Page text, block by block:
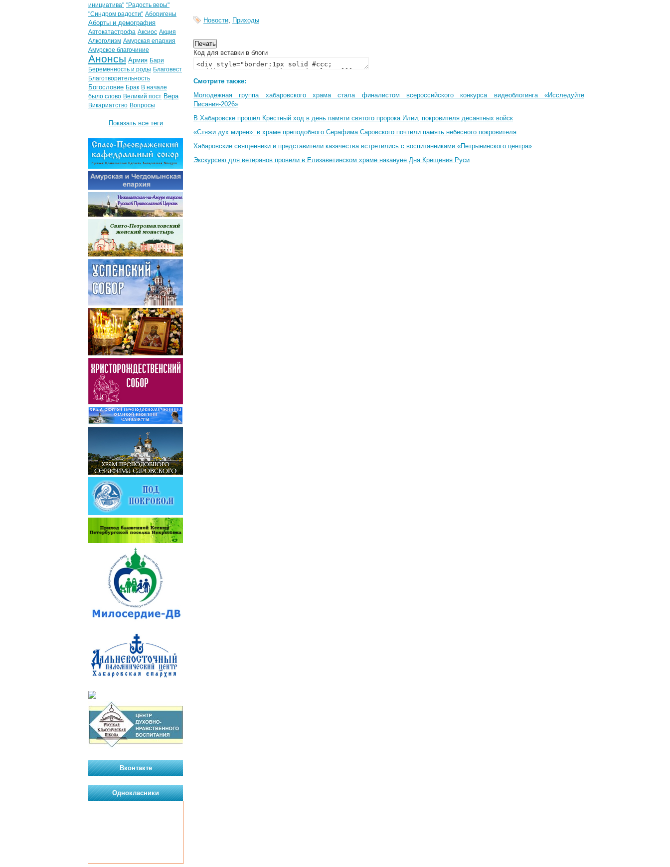
Новости, Приходы
Код для вставки в блоги
Смотрите также:
Молодежная группа хабаровского храма стала финалистом всероссийского конкурса видеоблогинга «Исследуйте
Писания-2026»
В Хабаровске прошёл Крестный ход в день памяти святого пророка Илии, покровителя десантных войск
«Стяжи дух мирен»: в храме преподобного Серафима Саровского почтили память небесного покровителя
Хабаровские священники и представители казачества встретились с воспитанниками «Петрынинского центра»
Экскурсию для ветеранов провели в Елизаветинском храме накануне Дня Крещения Руси
инициатива" "Радость веры"
"Синдром радости" Аборигены
Аборты и демография
Автокатастрофа Аксиос Акция
Алкоголизм Амурская епархия
Амурское благочиние
Анонсы Армия Бари
Беременность и роды Благовест
Благотворительность
Богословие Брак В начале
было слово Великий пост Вера
Викариатство Вопросы
Показать все теги
Вконтакте
Однокласники